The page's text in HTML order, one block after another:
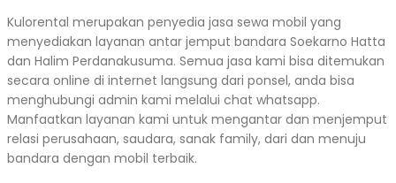
Kulorental merupakan penyedia jasa sewa mobil yang
menyediakan layanan antar jemput bandara Soekarno Hatta
dan Halim Perdanakusuma. Semua jasa kami bisa ditemukan
secara online di internet langsung dari ponsel, anda bisa
menghubungi admin kami melalui chat whatsapp.
Manfaatkan layanan kami untuk mengantar dan menjemput
relasi perusahaan, saudara, sanak family, dari dan menuju
bandara dengan mobil terbaik.